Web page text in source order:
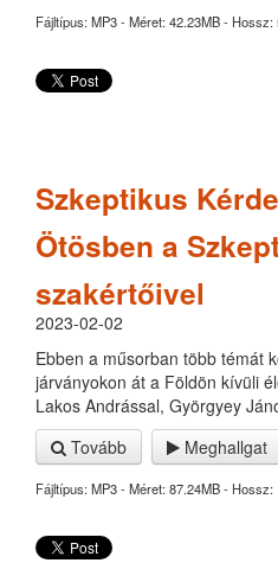
Fájltípus: MP3 - Méret: 42.23MB -
Szkeptikus
Ötösben a
szakértőivel
2023-02-02
Ebben a műsorban több témát
járványokon át a Földön kívüli
Lakos Andrással, Györgyey
Tovább
Meghallgat
Fájltípus: MP3 - Méret: 87.24MB -